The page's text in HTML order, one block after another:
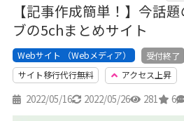
【記事作成簡単！】今話
ブの5chまとめサイト
Webサイト （Webメディア） 受付終了
サイト移行代行無料
アクセス上昇
2022/05/16 2022/05/26 281 6